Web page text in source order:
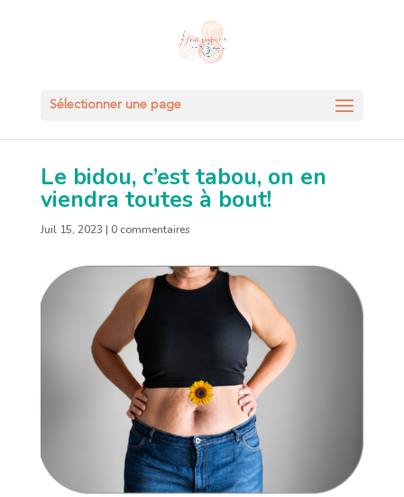
Sélectionner une page
Le bidou, c’est tabou, on en
viendra toutes à bout!
Juil 15, 2023 | 0 commentaires